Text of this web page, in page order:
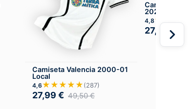
Camiseta Valencia 2000-01
Local
4,6 ★★★★★(287)
27,99 € 49,50€
Camiseta
2025-26
4,8
27,99€